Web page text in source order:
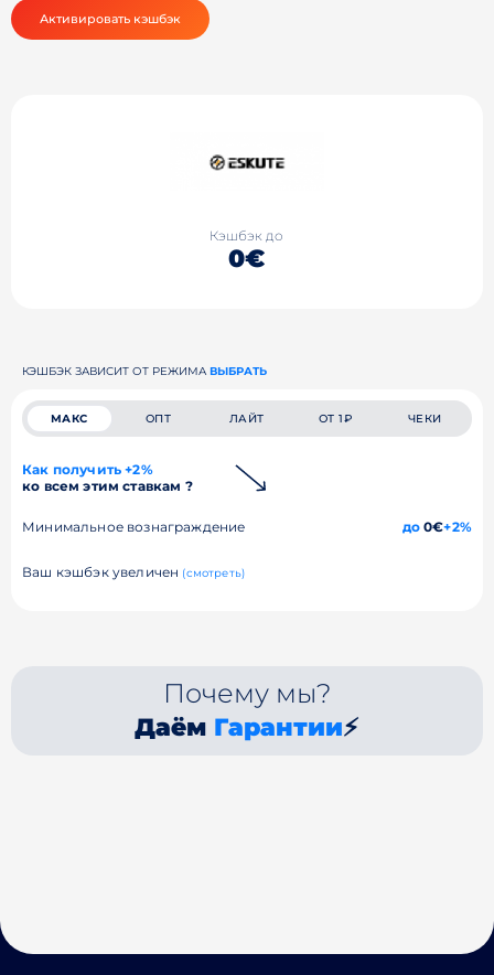
Активировать кэшбэк
Кэшбэк до
0€
КЭШБЭК ЗАВИСИТ ОТ РЕЖИМА ВЫБРАТЬ
МАКС ОПТ ЛАЙТ ОТ 1₽ ЧЕКИ
Как получить +2%
ко всем этим ставкам ?
Минимальное вознаграждение до0€+2%
Ваш кэшбэк увеличен (смотреть)
Почему мы?
Даём Гарантии⚡